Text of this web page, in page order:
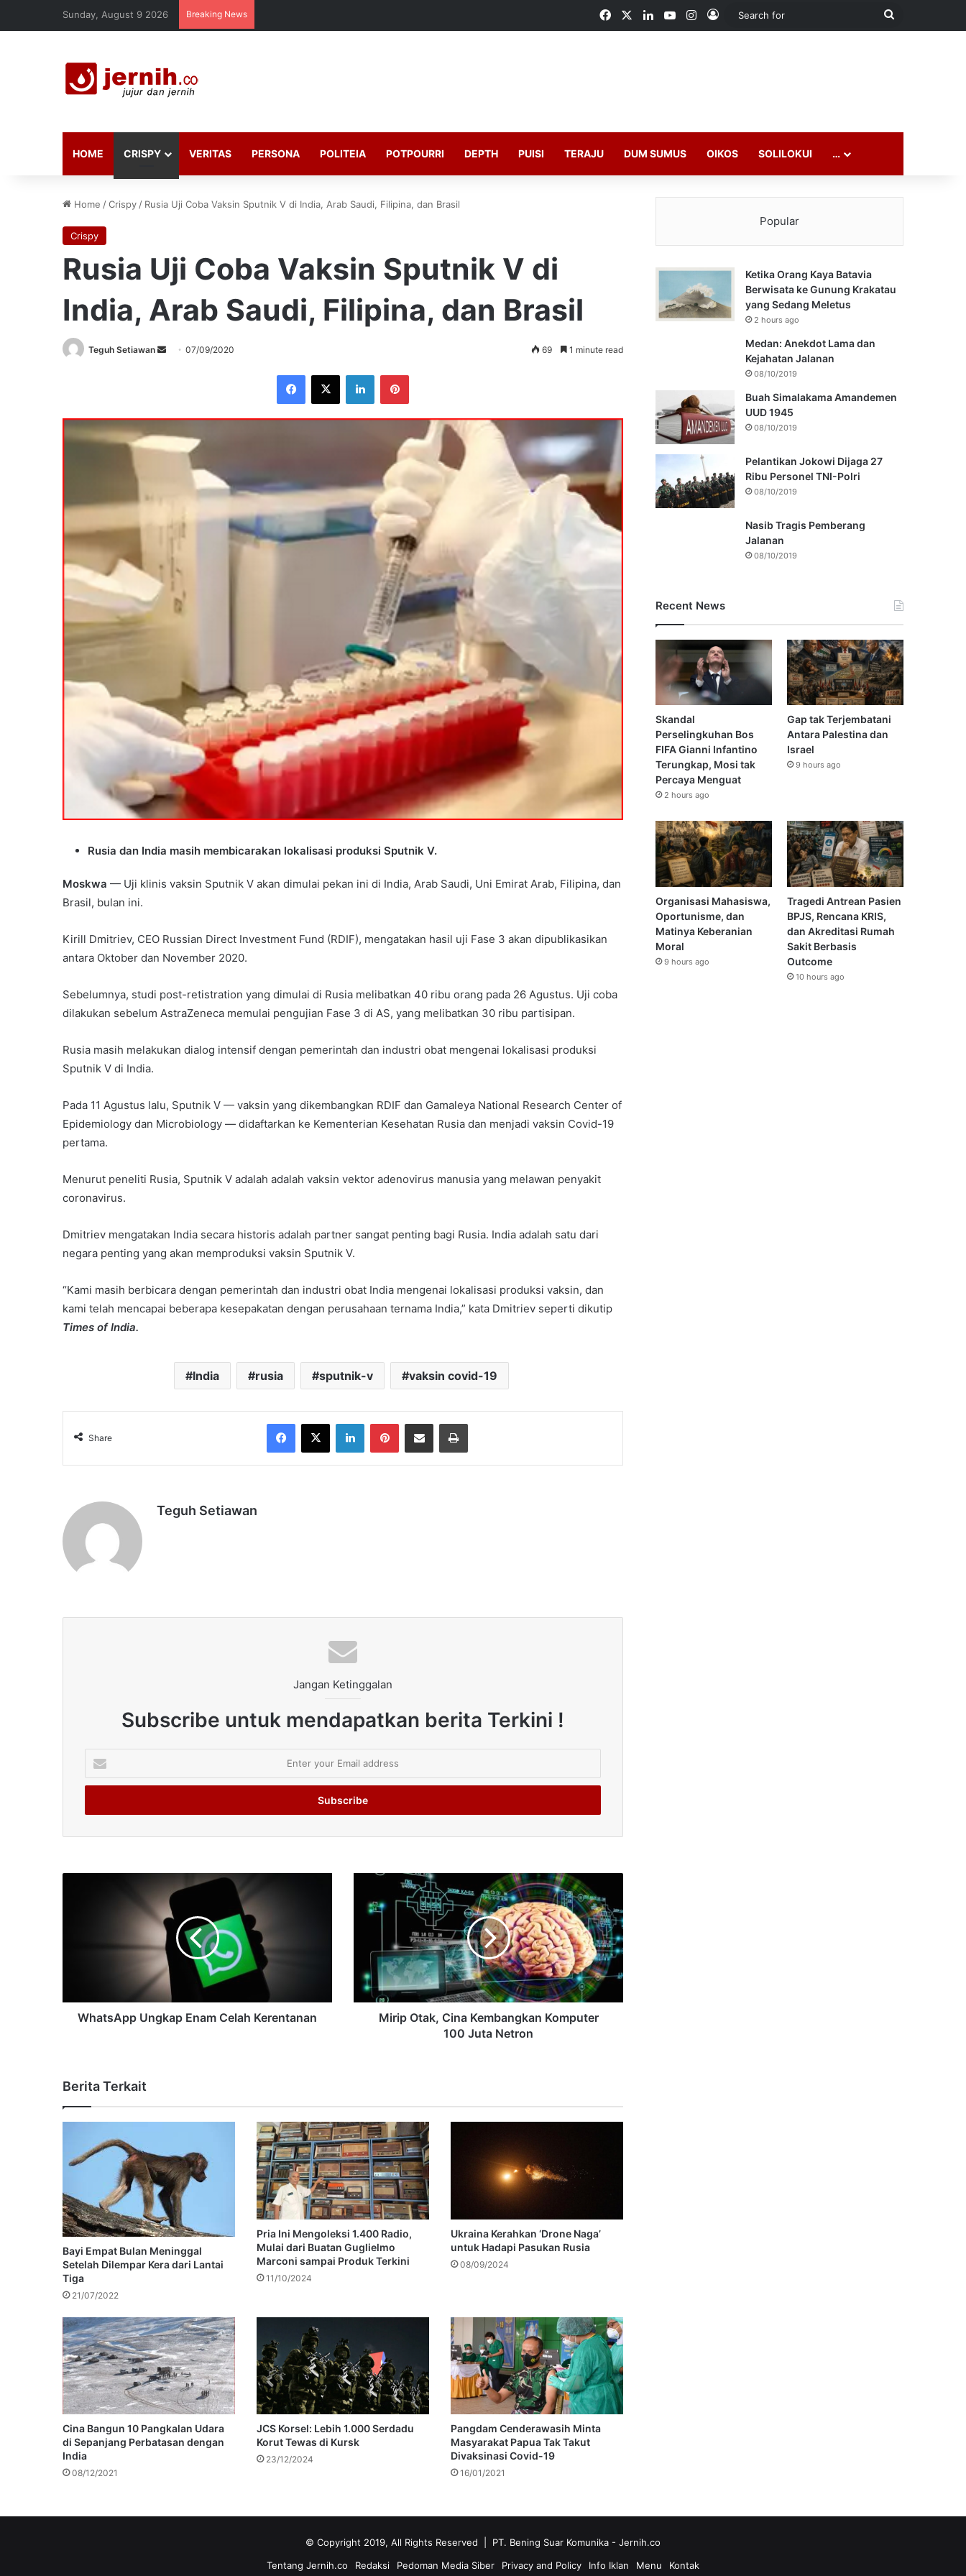
Sunday, August 9 2026 Breaking News FacebookLinkedInYouTubeInstagram
Log In
Search
HOME CRISPY VERITAS PERSONA POLITEIA POTPOURRI DEPTH PUISI TERAJU DUM SUMUS OIKOS SOLILOKUI …
Home /Crispy / Rusia Uji Coba Vaksin Sputnik V di India, Arab Saudi, Filipina, dan Brasil
Crispy
Rusia Uji Coba Vaksin Sputnik V di
India, Arab Saudi, Filipina, dan Brasil
Teguh Setiawan
Send07/09/2020 69 1 minute read
Facebook
X LinkedInPinterest
Rusia dan India masih membicarakan lokalisasi produksi Sputnik V.
Moskwa — Uji klinis vaksin Sputnik V akan dimulai pekan ini di India, Arab Saudi, Uni Emirat Arab, Filipina, dan
Brasil, bulan ini.
Kirill Dmitriev, CEO Russian Direct Investment Fund (RDIF), mengatakan hasil uji Fase 3 akan dipublikasikan
antara Oktober dan November 2020.
Sebelumnya, studi post-retistration yang dimulai di Rusia melibatkan 40 ribu orang pada 26 Agustus. Uji coba
dilakukan sebelum AstraZeneca memulai pengujian Fase 3 di AS, yang melibatkan 30 ribu partisipan.
Rusia masih melakukan dialog intensif dengan pemerintah dan industri obat mengenai lokalisasi produksi
Sputnik V di India.
Pada 11 Agustus lalu, Sputnik V — vaksin yang dikembangkan RDIF dan Gamaleya National Research Center of
Epidemiology dan Microbiology — didaftarkan ke Kementerian Kesehatan Rusia dan menjadi vaksin Covid-19
pertama.
Menurut peneliti Rusia, Sputnik V adalah adalah vaksin vektor adenovirus manusia yang melawan penyakit
coronavirus.
Dmitriev mengatakan India secara historis adalah partner sangat penting bagi Rusia. India adalah satu dari
negara penting yang akan memproduksi vaksin Sputnik V.
“Kami masih berbicara dengan pemerintah dan industri obat India mengenai lokalisasi produksi vaksin, dan
kami telah mencapai beberapa kesepakatan dengan perusahaan ternama India,” kata Dmitriev seperti dikutip
Times of India.
India rusia sputnik-v vaksin covid-19
Share
Facebook
X LinkedInPinterestShare via Email Print
Teguh Setiawan
Jangan Ketinggalan
Subscribe untuk mendapatkan berita Terkini !
your
Email
WhatsApp Ungkap Enam Celah Kerentanan
Mirip Otak, Cina Kembangkan Komputer
100 Juta Netron
Berita Terkait
Bayi Empat Bulan Meninggal
Setelah Dilempar Kera dari Lantai
Tiga
21/07/2022
Pria Ini Mengoleksi 1.400 Radio,
Mulai dari Buatan Guglielmo
Marconi sampai Produk Terkini
11/10/2024
Ukraina Kerahkan ‘Drone Naga’
untuk Hadapi Pasukan Rusia
08/09/2024
Cina Bangun 10 Pangkalan Udara
di Sepanjang Perbatasan dengan
India
08/12/2021
JCS Korsel: Lebih 1.000 Serdadu
Korut Tewas di Kursk
23/12/2024
Pangdam Cenderawasih Minta
Masyarakat Papua Tak Takut
Divaksinasi Covid-19
16/01/2021
Popular
Ketika Orang Kaya Batavia
Berwisata ke Gunung Krakatau
yang Sedang Meletus
2 hours ago
Medan: Anekdot Lama dan
Kejahatan Jalanan
08/10/2019
Buah Simalakama Amandemen
UUD 1945
08/10/2019
Pelantikan Jokowi Dijaga 27
Ribu Personel TNI-Polri
08/10/2019
Nasib Tragis Pemberang
Jalanan
08/10/2019
Recent News
Skandal
Perselingkuhan Bos
FIFA Gianni Infantino
Terungkap, Mosi tak
Percaya Menguat
2 hours ago
Gap tak Terjembatani
Antara Palestina dan
Israel
9 hours ago
Organisasi Mahasiswa,
Oportunisme, dan
Matinya Keberanian
Moral
9 hours ago
Tragedi Antrean Pasien
BPJS, Rencana KRIS,
dan Akreditasi Rumah
Sakit Berbasis
Outcome
10 hours ago
© Copyright 2019, All Rights Reserved | PT. Bening Suar Komunika - Jernih.co
Tentang Jernih.co
Redaksi Pedoman Media Siber Privacy and Policy Info Iklan Menu Kontak